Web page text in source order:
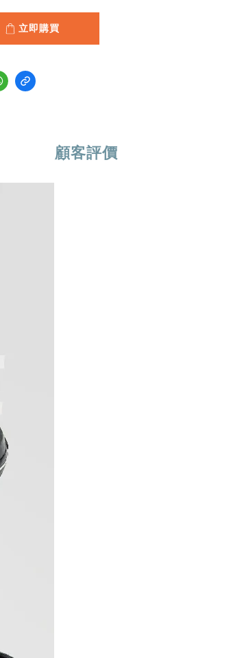
立即購買
顧客評價